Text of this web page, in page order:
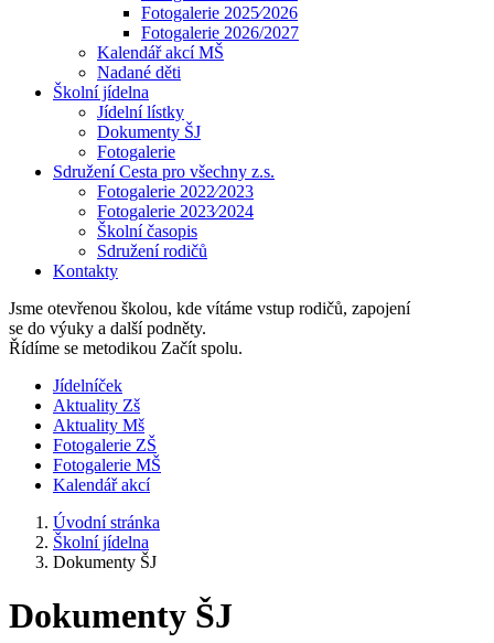
Fotogalerie 2025⁄2026
Fotogalerie 2026/2027
Kalendář akcí MŠ
Nadané děti
Školní jídelna
Jídelní lístky
Dokumenty ŠJ
Fotogalerie
Sdružení Cesta pro všechny z.s.
Fotogalerie 2022⁄2023
Fotogalerie 2023⁄2024
Školní časopis
Sdružení rodičů
Kontakty
Jsme otevřenou školou, kde vítáme vstup rodičů, zapojení
se do výuky a další podněty.
Řídíme se metodikou Začít spolu.
Jídelníček
Aktuality Zš
Aktuality Mš
Fotogalerie ZŠ
Fotogalerie MŠ
Kalendář akcí
Úvodní stránka
Školní jídelna
Dokumenty ŠJ
Dokumenty ŠJ